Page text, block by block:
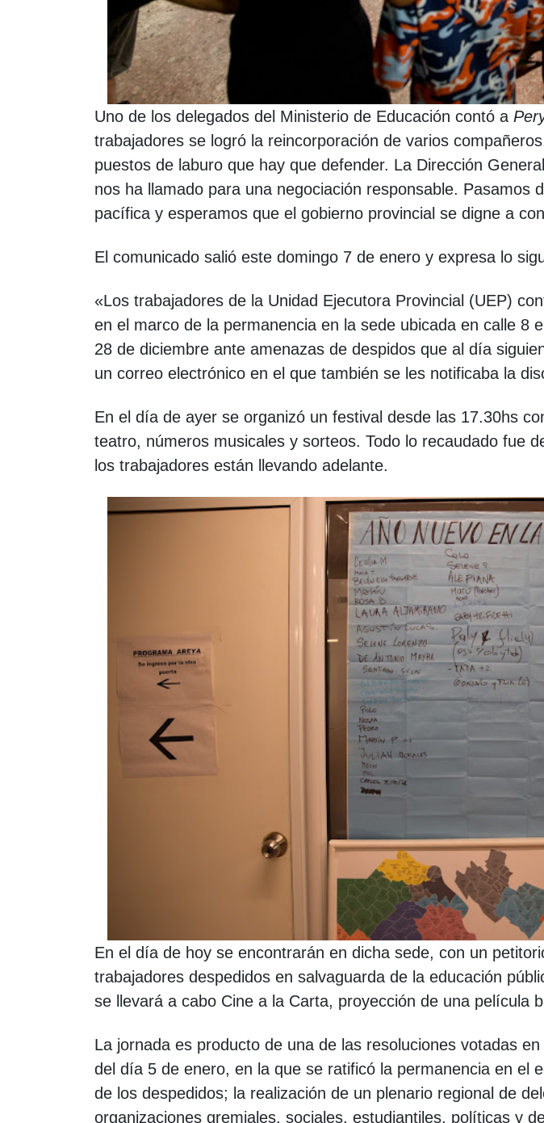
Uno de los delegados del Ministerio de Educación contó a
trabajadores se logró la reincorporación de varios
puestos de laburo que hay que defender. La Dirección
nos ha llamado para una negociación responsable. Pasamos
pacífica y esperamos que el gobierno provincial se digne a
El comunicado salió este domingo 7 de enero y expresa lo
«Los trabajadores de la Unidad Ejecutora Provincial (UEP)
en el marco de la permanencia en la sede ubicada en calle 8
28 de diciembre ante amenazas de despidos que al día
un correo electrónico en el que también se les notificaba la
En el día de ayer se organizó un festival desde las 17.30hs
teatro, números musicales y sorteos. Todo lo recaudado fue
los trabajadores están llevando adelante.
En el día de hoy se encontrarán en dicha sede, con un
trabajadores despedidos en salvaguarda de la educación
se llevará a cabo Cine a la Carta, proyección de una película
La jornada es producto de una de las resoluciones votadas
del día 5 de enero, en la que se ratificó la permanencia en el
de los despedidos; la realización de un plenario regional de
organizaciones gremiales, sociales, estudiantiles, políticas y